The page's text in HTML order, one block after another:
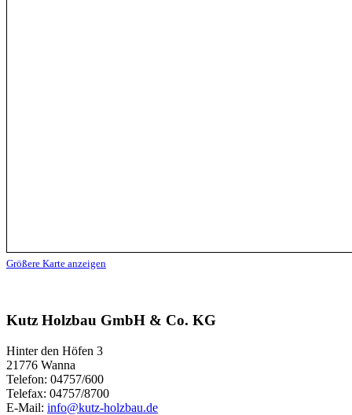
Größere Karte anzeigen
Kutz Holzbau GmbH & Co. KG
Hinter den Höfen 3
21776 Wanna
Telefon: 04757/600
Telefax: 04757/8700
E-Mail: info@kutz-holzbau.de